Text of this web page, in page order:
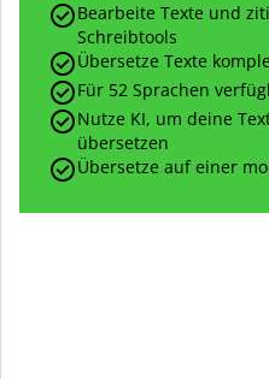
Bearbeite Texte und
Schreibtools
Übersetze Texte
Für 52 Sprachen
Nutze KI, um deine
übersetzen
Übersetze auf einer